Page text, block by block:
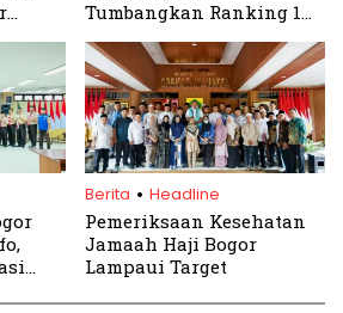
Tumbangkan Ranking 1
Para Badminton 2025
Berita . Headline
Pemeriksaan Kesehatan
Jamaah Haji Bogor
Lampaui Target